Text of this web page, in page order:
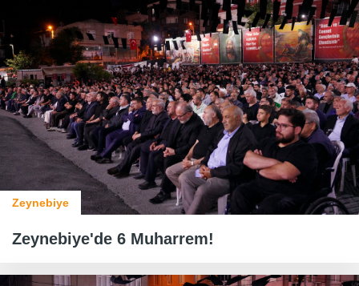
Zeynebiye
Zeynebiye'de 6 Muharrem!